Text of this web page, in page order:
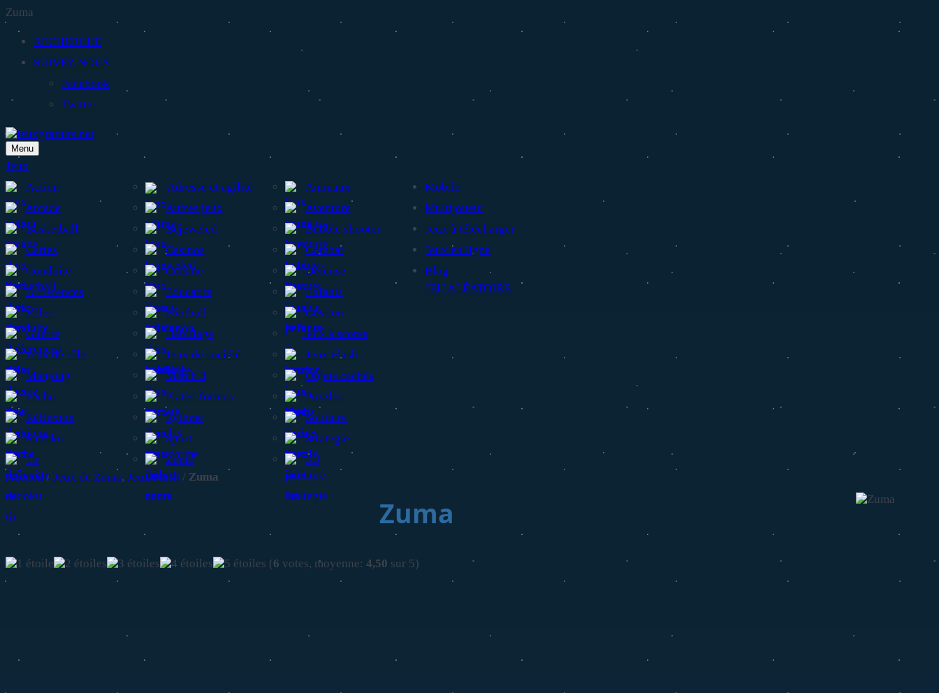
Zuma
RECHERCHE
SUIVEZ NOUS
Facebook
Twitter
Menu
Jeux
Action
Adresse et agilité
Animaux
Arcade
Autres jeux
Aventure
Basketball
Bejeweled
Bubble shooter
Cartes
Casinos
Combat
Conduite
Cuisine
Défense
Différences
Educatifs
Enfants
Filles
Football
Gestion
Guerre
Habillage
Jeux à scores
Jeux de rôle
Jeux de société
Jeux Flash
Mahjong
Match 3
Objets cachés
Pêche
Plates-formes
Puzzles
Réflexion
Rythme
Solitaire
Sudoku
Sport
Strategie
Tir
Zuma 3D
Mobile
Multijoueur
Jeux à télécharger
Jeux en ligne
Blog
JEU ALÉATOIRE
Accueil/ Jeux de Zuma, Jeux Flash / Zuma
Zuma
(6 votes, moyenne: 4,50 sur 5)